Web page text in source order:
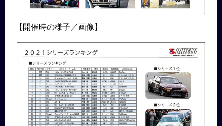
【開催時の様子／画像】